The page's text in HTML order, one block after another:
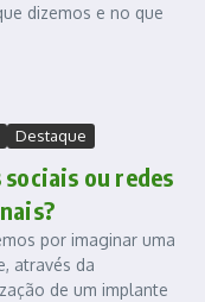
dizemos e no que
Destaque
sociais ou redes
por imaginar uma
através da
de um implante